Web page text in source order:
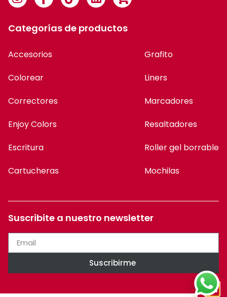
Categorías de productos
Accesorios
Colorear
Correctores
Enjoy Colors
Escritura
Cartucheras
Grafito
Liners
Marcadores
Resaltadores
Roller gel borrable
Mochilas
Suscribite a nuestro newsletter
Suscribirme